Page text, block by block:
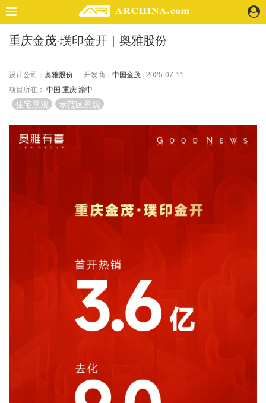
精选案例
景 观
室 内
视 频
头条资讯
重庆金茂·璞印金开｜奥雅股份
设计公司： 奥雅股份 开发商： 中国金茂 2025-07-11
项目所在： 中国 重庆渝中
住宅景观 示范区景观